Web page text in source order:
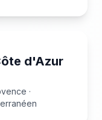
d'Azur
·